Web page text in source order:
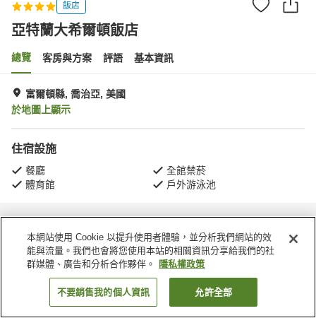
飯店
亞特蘭大希爾頓飯店
總覽 客房與方案 評語 基本資訊
富爾頓縣, 喬治亞, 美國
於地圖上顯示
住宿設施
餐廳
全館禁菸
體育館
戶外游泳池
首頁 美國 喬治亞 富爾頓縣 亞特蘭大希爾頓飯店
找客房
本網站使用 Cookie 以提升使用者體驗，並分析我們網站的效
能與流量。我們也會將您使用本站的相關資訊分享給我們的社
群媒體、廣告和分析合作夥伴。
隱私權政策
不要銷售我的個人資訊 允許全部